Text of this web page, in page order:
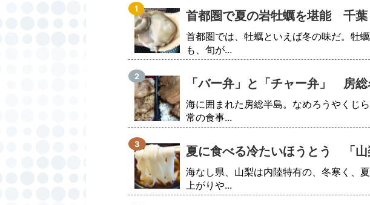
首都圏で夏の岩牡蠣を堪能 千葉
首都圏では、牡蠣といえば冬の味だ。牡
も、旬が...
「バー弁」と「チャー弁」 房
海に囲まれた房総半島。なめろうやくじ
常の食事...
夏に食べる冷たいほうとう 「山
海なし県、山梨は内陸特有の、冬寒く、
上がりや...